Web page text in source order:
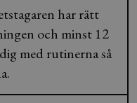
har rätt
och minst 12
med rutinerna så